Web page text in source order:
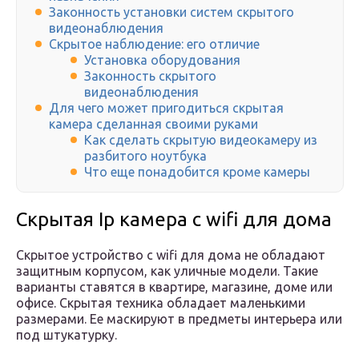
Законность установки систем скрытого
видеонаблюдения
Скрытое наблюдение: его отличие
Установка оборудования
Законность скрытого
видеонаблюдения
Для чего может пригодиться скрытая
камера сделанная своими руками
Как сделать скрытую видеокамеру из
разбитого ноутбука
Что еще понадобится кроме камеры
Скрытая Ip камера с wifi для дома
Скрытое устройство с wifi для дома не обладают
защитным корпусом, как уличные модели. Такие
варианты ставятся в квартире, магазине, доме или
офисе. Скрытая техника обладает маленькими
размерами. Ее маскируют в предметы интерьера или
под штукатурку.